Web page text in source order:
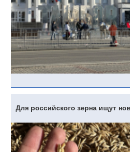
Для российского зерна ищут